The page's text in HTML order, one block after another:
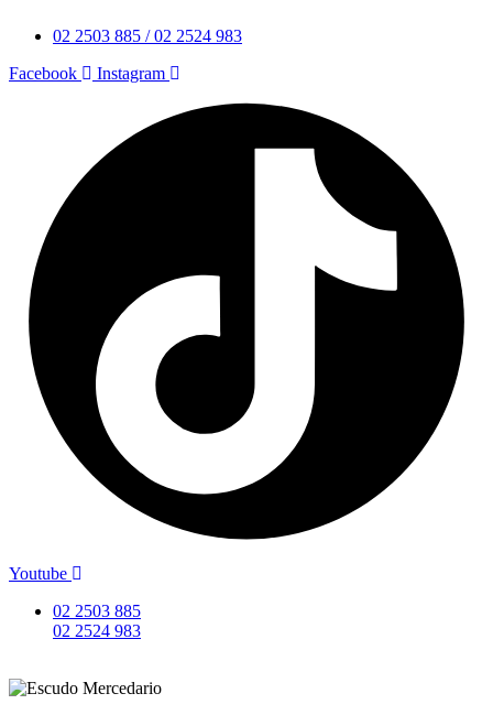
02 2503 885 / 02 2524 983
Facebook
Instagram
Youtube
02 2503 885
02 2524 983